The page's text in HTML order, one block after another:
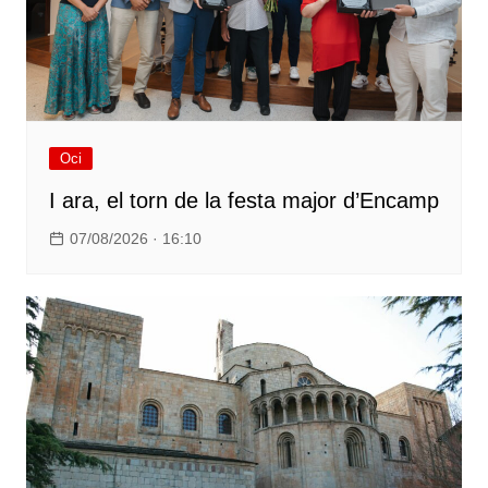
Oci
I ara, el torn de la festa major d’Encamp
07/08/2026 · 16:10